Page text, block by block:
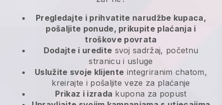
Pregledajte i prihvatite narudžbe kupaca,
pošaljite ponude, prikupite plaćanja i
troškove povrata
Dodajte i uredite svoj sadržaj, početnu
stranicu i usluge
Uslužite svoje klijente integriranim chatom,
kreirajte i pošaljite veze za plaćanje
Prikaz i izrada kupona za popust